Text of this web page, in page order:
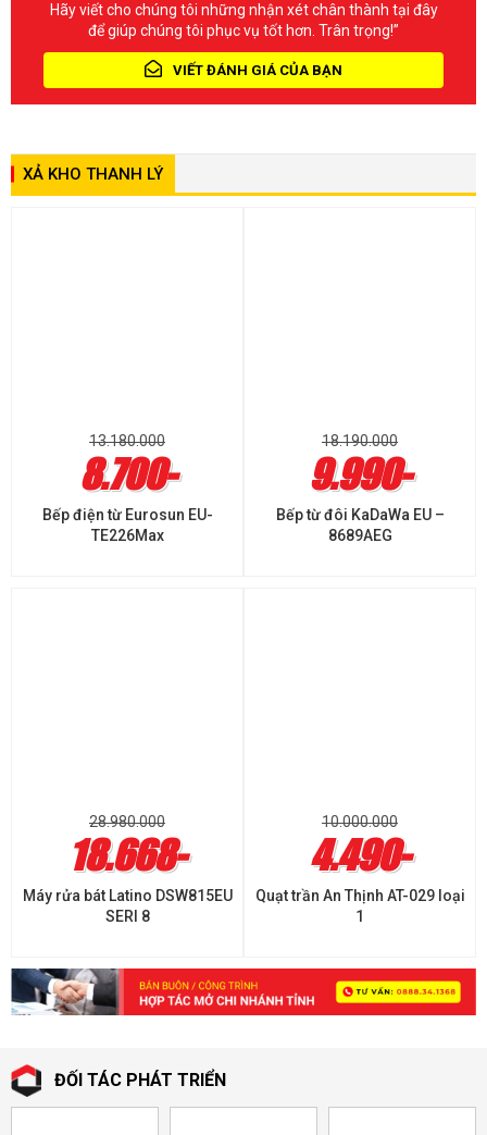
Hãy viết cho chúng tôi những nhận xét chân thành tại đây
để giúp chúng tôi phục vụ tốt hơn. Trân trọng!”
VIẾT ĐÁNH GIÁ CỦA BẠN
XẢ KHO THANH LÝ
13.180.000
8.700-
Bếp điện từ Eurosun EU-
TE226Max
18.190.000
9.990-
Bếp từ đôi KaDaWa EU –
8689AEG
28.980.000
18.668-
Máy rửa bát Latino DSW815EU
SERI 8
10.000.000
4.490-
Quạt trần An Thịnh AT-029 loại
1
ĐỐI TÁC PHÁT TRIỂN